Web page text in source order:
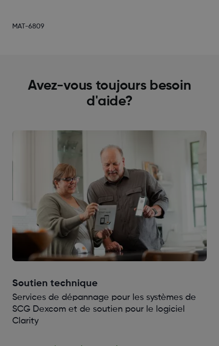
MAT-6809
Avez-vous toujours besoin
d'aide?
Soutien technique
Services de dépannage pour les systèmes de
SCG Dexcom et de soutien pour le logiciel
Clarity